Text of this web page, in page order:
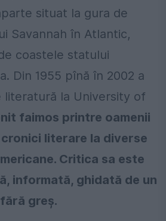
situat la gura de
Savannah în Atlantic,
coastele statului
Din 1955 pînă în 2002 a
la University of
faimos printre oamenii
literare la diverse
Critica sa este
informată, ghidată de un
greș.